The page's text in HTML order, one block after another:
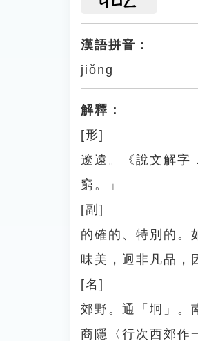
漢語拼音：
jiǒng
解釋：
[形]
遼遠。《說文解字
窮。」
[副]
的確的、特別的。
味美，迥非凡品，
[名]
郊野。通「坰」。
商隱〈行次西郊作